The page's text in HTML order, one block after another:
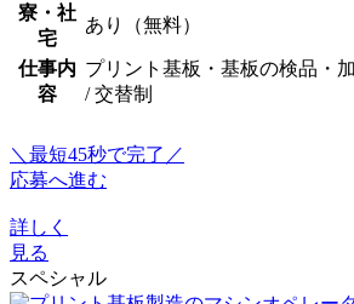
寮・社
宅
あり（無料）
仕事内
容
プリント基板・基板の検品・
/ 交替制
＼最短45秒で完了／
応募へ進む
詳しく
見る
スペシャル